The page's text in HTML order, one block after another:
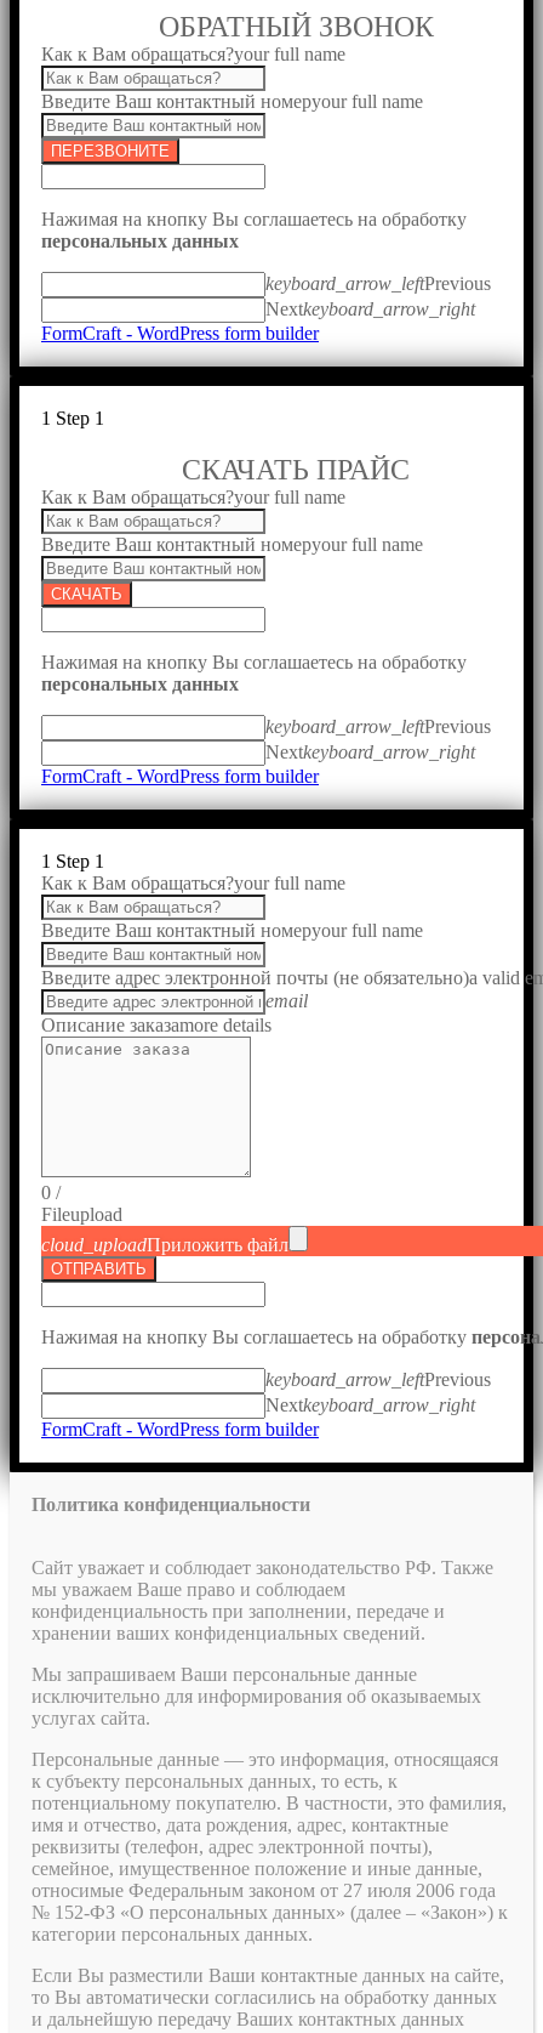
ОБРАТНЫЙ ЗВОНОК
Как к Вам обращаться?your full name
Введите Ваш контактный номерyour full name
ПЕРЕЗВОНИТЕ
Нажимая на кнопку Вы соглашаетесь на обработку
персональных данных
keyboard_arrow_leftPrevious
Nextkeyboard_arrow_right
FormCraft - WordPress form builder
1 Step 1
СКАЧАТЬ ПРАЙС
Как к Вам обращаться?your full name
Введите Ваш контактный номерyour full name
СКАЧАТЬ
Нажимая на кнопку Вы соглашаетесь на обработку
персональных данных
keyboard_arrow_leftPrevious
Nextkeyboard_arrow_right
FormCraft - WordPress form builder
1 Step 1
Как к Вам обращаться?your full name
Введите Ваш контактный номерyour full name
Введите адрес электронной почты (не обязательно)a valid
email
Описание заказаmore details
0 /
Fileupload
cloud_uploadПриложить файл
ОТПРАВИТЬ
Нажимая на кнопку Вы соглашаетесь на обработку
keyboard_arrow_leftPrevious
Nextkeyboard_arrow_right
FormCraft - WordPress form builder
Политика конфиденциальности
Сайт уважает и соблюдает законодательство РФ. Также
мы уважаем Ваше право и соблюдаем
конфиденциальность при заполнении, передаче и
хранении ваших конфиденциальных сведений.
Мы запрашиваем Ваши персональные данные
исключительно для информирования об оказываемых
услугах сайта.
Персональные данные — это информация, относящаяся
к субъекту персональных данных, то есть, к
потенциальному покупателю. В частности, это фамилия,
имя и отчество, дата рождения, адрес, контактные
реквизиты (телефон, адрес электронной почты),
семейное, имущественное положение и иные данные,
относимые Федеральным законом от 27 июля 2006 года
№ 152-ФЗ «О персональных данных» (далее – «Закон») к
категории персональных данных.
Если Вы разместили Ваши контактные данных на сайте,
то Вы автоматически согласились на обработку данных
и дальнейшую передачу Ваших контактных данных